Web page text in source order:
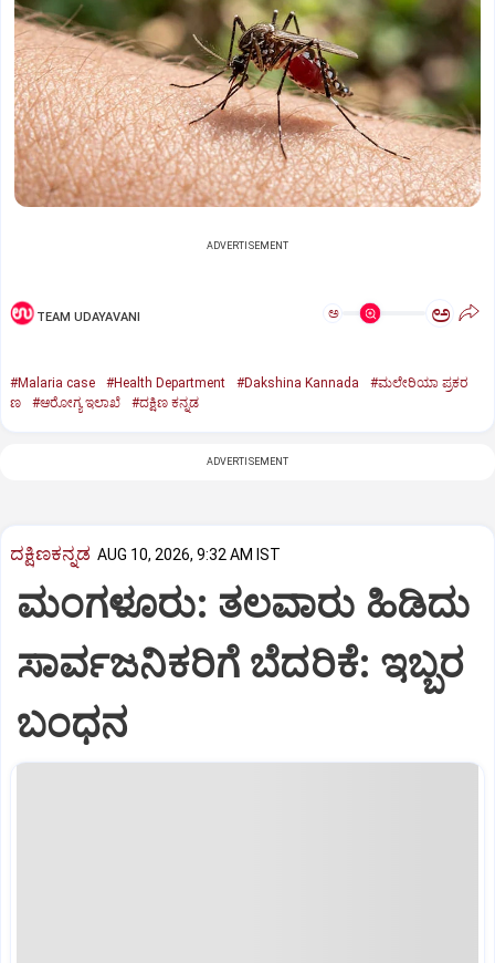
ADVERTISEMENT
TEAM UDAYAVANI ಅ ಅ
#Malaria case #Health Department #Dakshina Kannada
#ಮಲೇರಿಯಾ ಪ್ರಕರ
ಣ
#ಆರೋಗ್ಯ ಇಲಾಖೆ #ದಕ್ಷಿಣ ಕನ್ನಡ
ADVERTISEMENT
ದಕ್ಷಿಣಕನ್ನಡ AUG 10, 2026, 9:32 AM IST
ಮಂಗಳೂರು: ತಲವಾರು ಹಿಡಿದು
ಸಾರ್ವಜನಿಕರಿಗೆ ಬೆದರಿಕೆ: ಇಬ್ಬರ
ಬಂಧನ